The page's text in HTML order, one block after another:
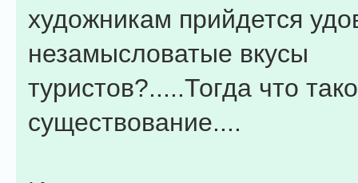
художникам прийдется
незамысловатые вкусы
туристов?.....Тогда что
существование....